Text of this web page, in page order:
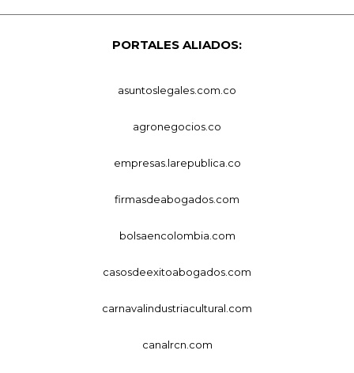
PORTALES ALIADOS:
asuntoslegales.com.co
agronegocios.co
empresas.larepublica.co
firmasdeabogados.com
bolsaencolombia.com
casosdeexitoabogados.com
carnavalindustriacultural.com
canalrcn.com